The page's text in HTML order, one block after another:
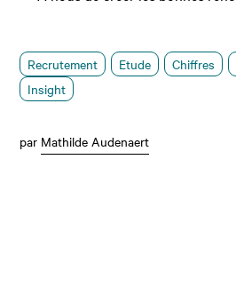
Recrutement Etude Chiffres
Insight
par Mathilde Audenaert